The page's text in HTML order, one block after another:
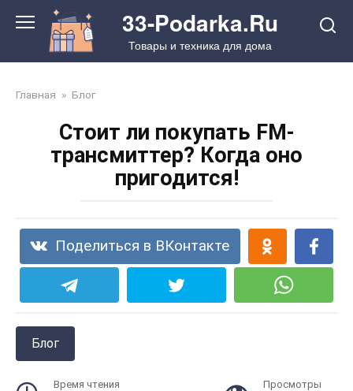
контенту
33-Podarka.Ru
Товары и техника для дома
Главная » Блог
Стоит ли покупать FM-
трансмиттер? Когда оно
пригодится!
Поделиться в ВКонтакте
Блог
Время чтения Просмотры